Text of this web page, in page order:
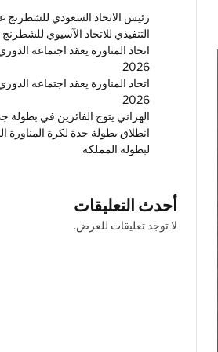
رئيس الاتحاد السعودي
التنفيذي للاتحاد الآسيوي للشطرنج
اتحاد المناورة يعقد اجتماعه
2026
اتحاد المناورة يعقد اجتماعه
2026
الهزاني يتوج الفائزين في بطولة
انطلاق بطولة جدة لكرة المناورة
لبطولة المملكة
أحدث التعليقات
لا توجد تعليقات للعرض.